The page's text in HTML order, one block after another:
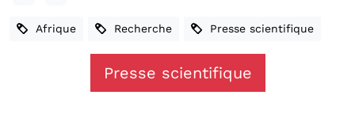
Afrique Recherche Presse scientifique
Presse scientifique